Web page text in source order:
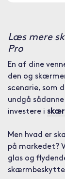
Læs mere
Pro
En af dine
den og
scenarie, som
undgå
investere i
Men hvad er
på markedet?
glas og